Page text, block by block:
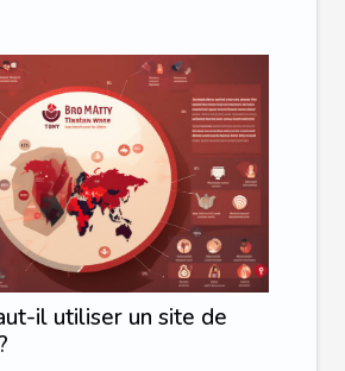
il utiliser un site de